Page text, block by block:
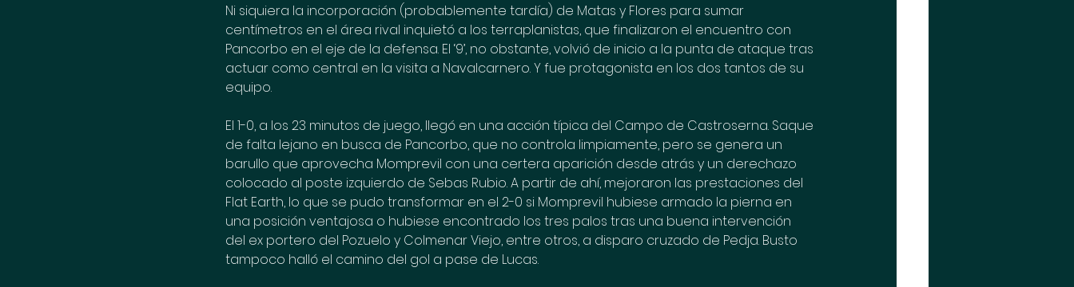
Ni siquiera la incorporación (probablemente tardía) de Matas y Flores para sumar
centímetros en el área rival inquietó a los terraplanistas, que finalizaron el encuentro con
Pancorbo en el eje de la defensa. El ‘9’, no obstante, volvió de inicio a la punta de ataque tras
actuar como central en la visita a Navalcarnero. Y fue protagonista en los dos tantos de su
equipo.
El 1-0, a los 23 minutos de juego, llegó en una acción típica del Campo de Castroserna. Saque
de falta lejano en busca de Pancorbo, que no controla limpiamente, pero se genera un
barullo que aprovecha Momprevil con una certera aparición desde atrás y un derechazo
colocado al poste izquierdo de Sebas Rubio. A partir de ahí, mejoraron las prestaciones del
Flat Earth, lo que se pudo transformar en el 2-0 si Momprevil hubiese armado la pierna en
una posición ventajosa o hubiese encontrado los tres palos tras una buena intervención
del ex portero del Pozuelo y Colmenar Viejo, entre otros, a disparo cruzado de Pedja. Busto
tampoco halló el camino del gol a pase de Lucas.